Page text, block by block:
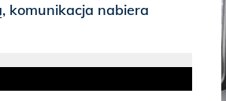
komunikacja nabiera